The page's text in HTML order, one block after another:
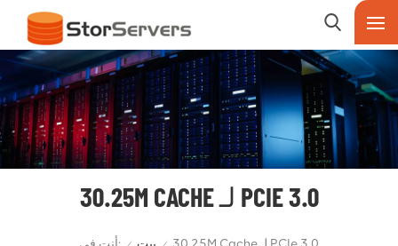
30.25M CACHE لـ PCIE 3.0
/ /